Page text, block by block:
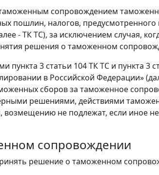
сопровождением
пошлин, налогов, предусмотренного
- ТК ТС), за исключением случая,
решения о таможенном
пункта 3 статьи 104 ТК ТС и пункта 3
в Российской Федерации»
сборов за таможенное
решениями, действиями
не подлежат, если иное
сопровождении
решение о таможенном